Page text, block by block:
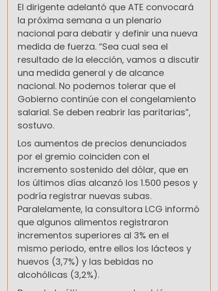
El dirigente adelantó que ATE convocará
la próxima semana a un plenario
nacional para debatir y definir una nueva
medida de fuerza. “Sea cual sea el
resultado de la elección, vamos a discutir
una medida general y de alcance
nacional. No podemos tolerar que el
Gobierno continúe con el congelamiento
salarial. Se deben reabrir las paritarias”,
sostuvo.
Los aumentos de precios denunciados
por el gremio coinciden con el
incremento sostenido del dólar, que en
los últimos días alcanzó los 1.500 pesos y
podría registrar nuevas subas.
Paralelamente, la consultora LCG informó
que algunos alimentos registraron
incrementos superiores al 3% en el
mismo periodo, entre ellos los lácteos y
huevos (3,7%) y las bebidas no
alcohólicas (3,2%).